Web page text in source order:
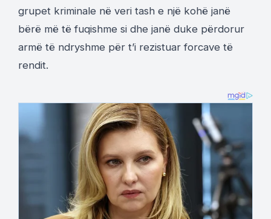
grupet kriminale në veri tash e një kohë janë
bërë më të fuqishme si dhe janë duke përdorur
armë të ndryshme për t’i rezistuar forcave të
rendit.